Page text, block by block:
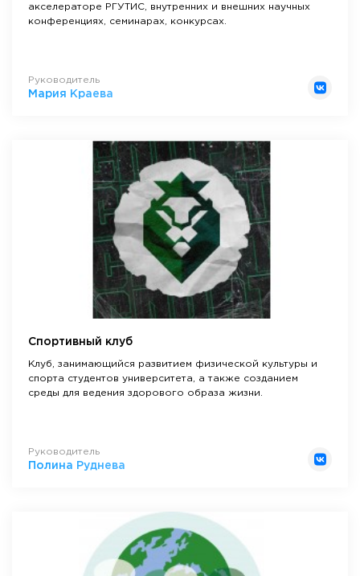
акселераторе РГУТИС, внутренних и внешних научных
конференциях, семинарах, конкурсах.
Руководитель
Мария Краева
Спортивный клуб
Клуб, занимающийся развитием физической культуры и
спорта студентов университета, а также созданием
среды для ведения здорового образа жизни.
Руководитель
Полина Руднева